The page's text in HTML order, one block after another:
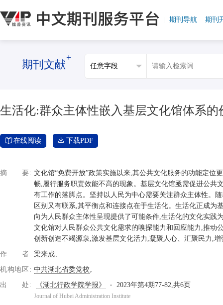
期刊导航 期刊
期刊文献
+
生活化:群众主体性嵌入基层文化馆体系
在线阅读 下载PDF
摘要
文化馆“免费开放”政策实施以来,其公共文化服务的功能定位
畅,履行服务职责效能不高的现象。基层文化馆亟需促进公共
有工作的落脚点。坚持以人民为中心需要关注群众主体性。
区别又有联系,其平衡点和连接点在于生活化。生活化正成
向为人民群众主体性呈现提供了可能条件,生活化的文化实践
文化馆对人民群众公共文化需求的嗅探能力和回应能力,推动
创新创造不竭源泉,激发基层文化活力,凝聚人心、汇聚民力,
作者 梁来成
机构地区 中共湖北省委党校
出处 《湖北行政学院学报》 2023年第4期77-82,共6页
Journal of Hubei Administration Institute